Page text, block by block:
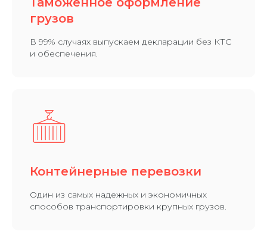
грузов
В 99% случаях выпускаем декларации без КТС
и обеспечения.
Контейнерные перевозки
Один из самых надежных и экономичных
способов транспортировки крупных грузов.